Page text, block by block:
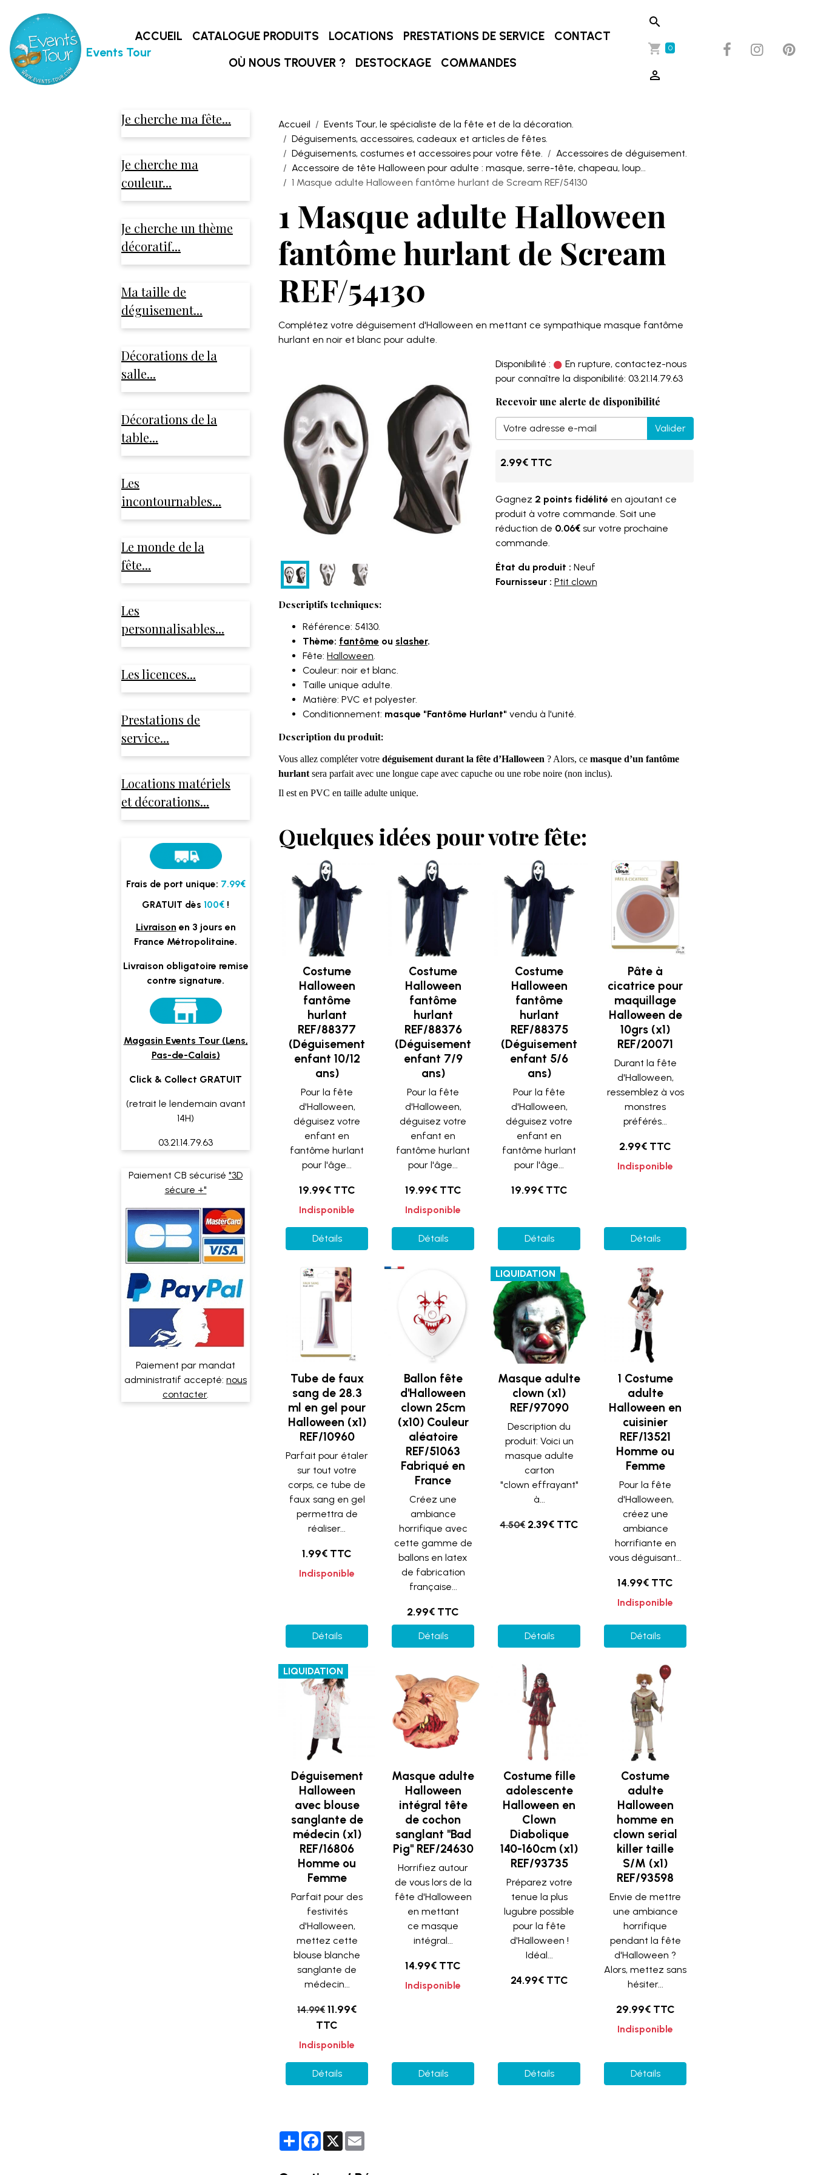
Events Tour
ACCUEIL CATALOGUE PRODUITS LOCATIONS PRESTATIONS DE SERVICE
CONTACT
OÙ NOUS TROUVER ?
DESTOCKAGE COMMANDES
0
Accueil
Events Tour, le spécialiste de la fête et de la décoration.
Déguisements, accessoires, cadeaux et articles de fêtes.
Déguisements, costumes et accessoires pour votre fête.
Accessoires de déguisement.
Accessoire de tête Halloween pour adulte : masque, serre-tête, chapeau, loup...
1 Masque adulte Halloween fantôme hurlant de Scream REF/54130
1 Masque adulte Halloween
fantôme hurlant de Scream
REF/54130
Complétez votre déguisement d'Halloween en mettant ce sympathique masque fantôme
hurlant en noir et blanc pour adulte.
Disponibilité :
En rupture, contactez-nous
pour connaître la disponibilité: 03.21.14.79.63
Recevoir une alerte de disponibilité
Valider
2.99€ TTC
Gagnez 2 points fidélité en ajoutant ce
produit à votre commande. Soit une
réduction de 0.06€sur votre prochaine
commande.
État du produit : Neuf
Fournisseur : Ptit clown
Descriptifs techniques:
Référence: 54130.
Thème: fantôme ou slasher.
Fête: Halloween.
Couleur: noir et blanc.
Taille unique adulte.
Matière: PVC et polyester.
Conditionnement: masque "Fantôme Hurlant" vendu à l'unité.
Description du produit:
Vous allez compléter votre déguisement durant la fête d’Halloween ? Alors, ce masque d’un fantôme
hurlant sera parfait avec une longue cape avec capuche ou une robe noire (non inclus).
Il est en PVC en taille adulte unique.
Quelques idées pour votre fête:
Costume
Halloween
fantôme
hurlant
REF/88377
(Déguisement
enfant 10/12
ans)
Pour la fête
d'Halloween,
déguisez votre
enfant en
fantôme hurlant
pour l'âge...
19.99€ TTC
Indisponible
Détails
Costume
Halloween
fantôme
hurlant
REF/88376
(Déguisement
enfant 7/9
ans)
Pour la fête
d'Halloween,
déguisez votre
enfant en
fantôme hurlant
pour l'âge...
19.99€ TTC
Indisponible
Détails
Costume
Halloween
fantôme
hurlant
REF/88375
(Déguisement
enfant 5/6
ans)
Pour la fête
d'Halloween,
déguisez votre
enfant en
fantôme hurlant
pour l'âge...
19.99€ TTC
Détails
Pâte à
cicatrice pour
maquillage
Halloween de
10grs (x1)
REF/20071
Durant la fête
d'Halloween,
ressemblez à vos
monstres
préférés...
2.99€ TTC
Indisponible
Détails
Tube de faux
sang de 28.3
ml en gel pour
Halloween (x1)
REF/10960
Parfait pour étaler
sur tout votre
corps, ce tube de
faux sang en gel
permettra de
réaliser...
1.99€ TTC
Indisponible
Détails
Ballon fête
d'Halloween
clown 25cm
(x10) Couleur
aléatoire
REF/51063
Fabriqué en
France
Créez une
ambiance
horrifique avec
cette gamme de
ballons en latex
de fabrication
française...
2.99€ TTC
Détails
LIQUIDATION
Masque adulte
clown (x1)
REF/97090
Description du
produit: Voici un
masque adulte
carton
"clown effrayant"
à...
4.50€ 2.39€ TTC
Détails
1 Costume
adulte
Halloween en
cuisinier
REF/13521
Homme ou
Femme
Pour la fête
d'Halloween,
créez une
ambiance
horrifiante en
vous déguisant...
14.99€ TTC
Indisponible
Détails
LIQUIDATION
Déguisement
Halloween
avec blouse
sanglante de
médecin (x1)
REF/16806
Homme ou
Femme
Parfait pour des
festivités
d'Halloween,
mettez cette
blouse blanche
sanglante de
médecin...
14.99€ 11.99€
TTC
Indisponible
Détails
Masque adulte
Halloween
intégral tête
de cochon
sanglant "Bad
Pig" REF/24630
Horrifiez autour
de vous lors de la
fête d'Halloween
en mettant
ce masque
intégral...
14.99€ TTC
Indisponible
Détails
Costume fille
adolescente
Halloween en
Clown
Diabolique
140-160cm (x1)
REF/93735
Préparez votre
tenue la plus
lugubre possible
pour la fête
d'Halloween !
Idéal...
24.99€ TTC
Détails
Costume
adulte
Halloween
homme en
clown serial
killer taille
S/M (x1)
REF/93598
Envie de mettre
une ambiance
horrifique
pendant la fête
d'Halloween ?
Alors, mettez sans
hésiter...
29.99€ TTC
Indisponible
Détails
PartagerFacebook
X
Je cherche ma fête...
Je cherche ma
couleur...
Je cherche un thème
décoratif...
Ma taille de
déguisement...
Décorations de la
salle...
Décorations de la
table...
Les
incontournables...
Le monde de la
fête...
Les
personnalisables...
Les licences...
Prestations de
service...
Locations matériels
et décorations...
Frais de port unique: 7.99€
GRATUIT dès 100€ !
Livraison en 3 jours en
France Métropolitaine.
Livraison obligatoire remise
contre signature.
Magasin Events Tour (Lens,
Pas-de-Calais)
Click & Collect GRATUIT
(retrait le lendemain avant
14H)
03.21.14.79.63
Paiement CB sécurisé "3D
sécure +"
Paiement par mandat
administratif accepté: nous
contacter.